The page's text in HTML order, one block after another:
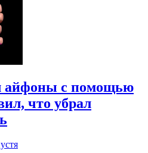
айфоны с помощью
что убрал